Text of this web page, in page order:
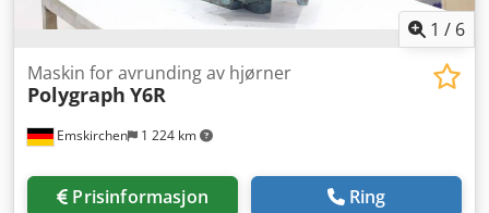
1 / 6
Emskirchen 1 224 km
Maskin for avrunding av hjørner
Polygraph Y6R
Prisinformasjon Ring